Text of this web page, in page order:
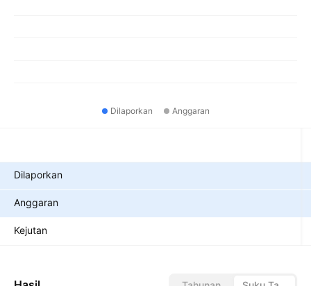
Dilaporkan Anggaran
Dilaporkan
Anggaran
Kejutan